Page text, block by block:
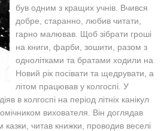
був одним з кращих учнів. Вчився
добре, старанно, любив читати,
гарно малював. Щоб зібрати гроші
на книги, фарби, зошити, разом з
однолітками та братами ходили на
Новий рік посівати та щедрувати, а
літом працював у колгоспі. У
в колгоспі на період літніх канікул
вихователя. Він доглядав
казки, читав книжки, проводив веселі